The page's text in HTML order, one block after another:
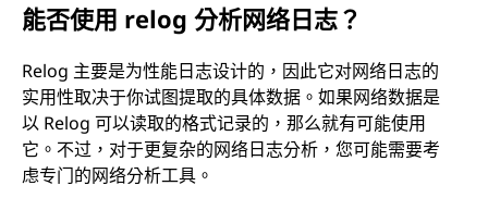
能否使用 relog 分析网络日志？
Relog 主要是为性能日志设计的，因此它对网络日志的
实用性取决于你试图提取的具体数据。如果网络数据是
以 Relog 可以读取的格式记录的，那么就有可能使用
它。不过，对于更复杂的网络日志分析，您可能需要考
虑专门的网络分析工具。